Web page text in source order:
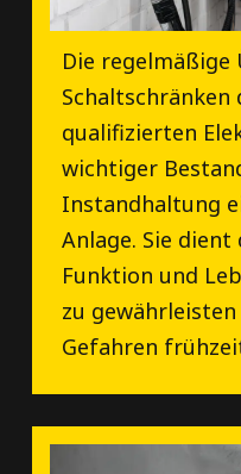
Die
Schaltschränken
qualifizierten
wichtiger
Instandhaltung
Anlage. Sie
Funktion und
zu
Gefahren